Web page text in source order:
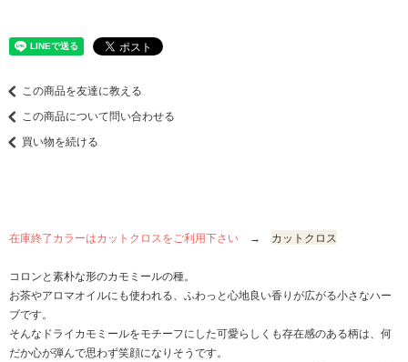
この商品を友達に教える
この商品について問い合わせる
買い物を続ける
在庫終了カラーはカットクロスをご利用下さい → カットクロス
コロンと素朴な形のカモミールの種。
お茶やアロマオイルにも使われる、ふわっと心地良い香りが広がる小さなハー
ブです。
そんなドライカモミールをモチーフにした可愛らしくも存在感のある柄は、何
だか心が弾んで思わず笑顔になりそうです。